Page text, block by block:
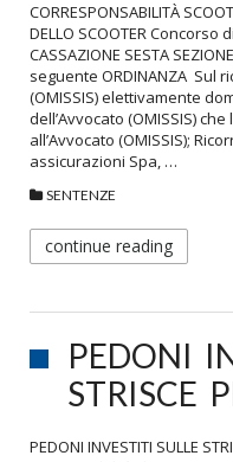
CORRESPONSABILITÀ
DELLO SCOOTER Concorso
CASSAZIONE SESTA
seguente ORDINANZA Sul
(OMISSIS) elettivamente
dell’Avvocato (OMISSIS)
all’Avvocato (OMISSIS);
assicurazioni Spa, …
SENTENZE
continue reading
PEDONI
STRISCE
PEDONI INVESTITI SULLE